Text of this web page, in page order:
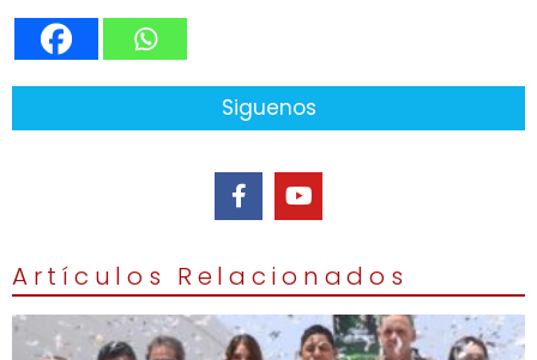
Siguenos
Artículos Relacionados